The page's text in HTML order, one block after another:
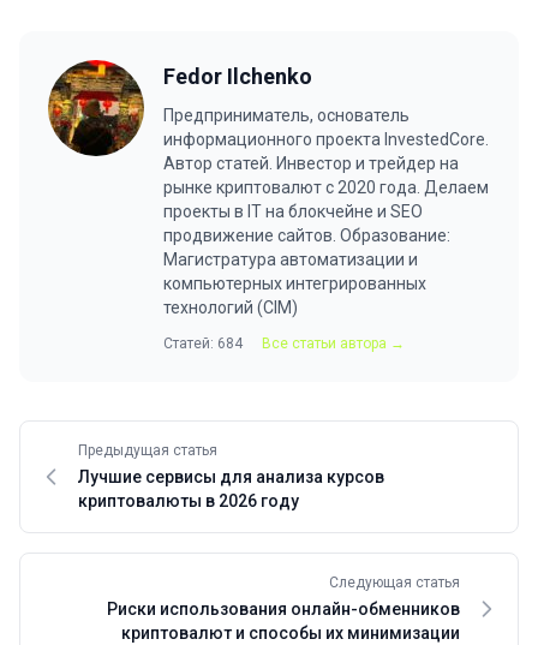
Fedor Ilchenko
Предприниматель, основатель
информационного проекта InvestedCore.
Автор статей. Инвестор и трейдер на
рынке криптовалют с 2020 года. Делаем
проекты в IT на блокчейне и SEO
продвижение сайтов. Образование:
Магистратура автоматизации и
компьютерных интегрированных
технологий (CIM)
Статей: 684 Все статьи автора →
Предыдущая статья
Лучшие сервисы для анализа курсов
криптовалюты в 2026 году
Следующая статья
Риски использования онлайн-обменников
криптовалют и способы их минимизации